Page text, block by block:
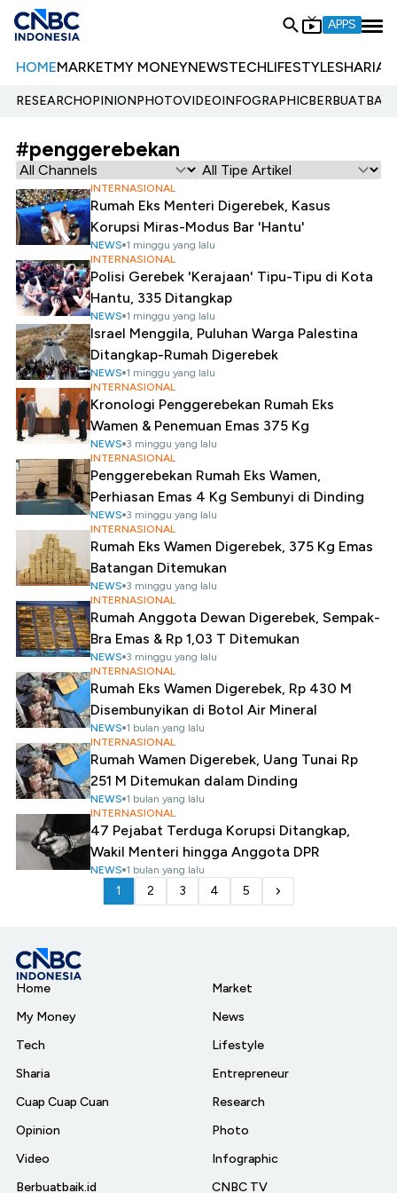
APPS
HOMEMARKETMY MONEYNEWSTECHLIFESTYLESHARIA
RESEARCHOPINIONPHOTOVIDEOINFOGRAPHIC
#penggerebekan
INTERNASIONAL
Rumah Eks Menteri Digerebek, Kasus
Korupsi Miras-Modus Bar 'Hantu'
NEWS 1 minggu yang lalu
INTERNASIONAL
Polisi Gerebek 'Kerajaan' Tipu-Tipu di Kota
Hantu, 335 Ditangkap
NEWS 1 minggu yang lalu
Israel Menggila, Puluhan Warga Palestina
Ditangkap-Rumah Digerebek
NEWS 1 minggu yang lalu
INTERNASIONAL
Kronologi Penggerebekan Rumah Eks
Wamen & Penemuan Emas 375 Kg
NEWS 3 minggu yang lalu
INTERNASIONAL
Penggerebekan Rumah Eks Wamen,
Perhiasan Emas 4 Kg Sembunyi di Dinding
NEWS 3 minggu yang lalu
INTERNASIONAL
Rumah Eks Wamen Digerebek, 375 Kg Emas
Batangan Ditemukan
NEWS 3 minggu yang lalu
INTERNASIONAL
Rumah Anggota Dewan Digerebek, Sempak-
Bra Emas & Rp 1,03 T Ditemukan
NEWS 3 minggu yang lalu
INTERNASIONAL
Rumah Eks Wamen Digerebek, Rp 430 M
Disembunyikan di Botol Air Mineral
NEWS 1 bulan yang lalu
INTERNASIONAL
Rumah Wamen Digerebek, Uang Tunai Rp
251 M Ditemukan dalam Dinding
NEWS 1 bulan yang lalu
INTERNASIONAL
47 Pejabat Terduga Korupsi Ditangkap,
Wakil Menteri hingga Anggota DPR
NEWS 1 bulan yang lalu
1 2 3 4 5
Home
My Money
Tech
Sharia
Cuap Cuap Cuan
Opinion
Video
Berbuatbaik.id
Market
News
Lifestyle
Entrepreneur
Research
Photo
Infographic
CNBC TV